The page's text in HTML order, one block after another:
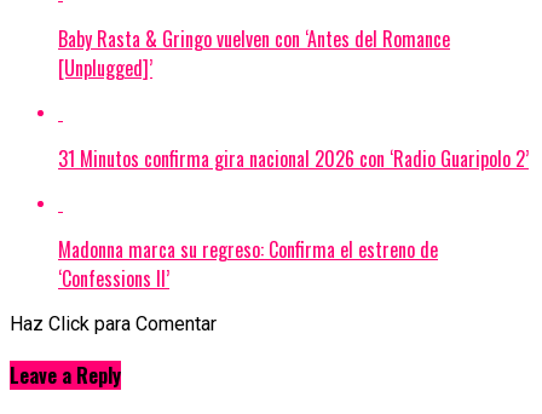
Baby Rasta & Gringo vuelven con ‘Antes del Romance
[Unplugged]’
31 Minutos confirma gira nacional 2026 con ‘Radio Guaripolo 2’
Madonna marca su regreso: Confirma el estreno de
‘Confessions II’
Haz Click para Comentar
Leave a Reply